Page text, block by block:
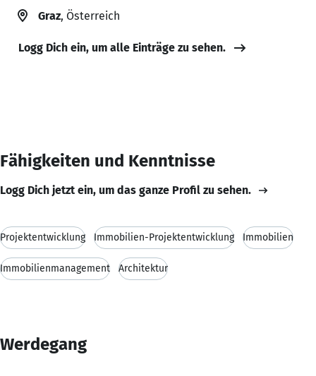
Graz, Österreich
Logg Dich ein, um alle Einträge zu sehen.
Fähigkeiten und Kenntnisse
Logg Dich jetzt ein, um das ganze Profil zu sehen.
Projektentwicklung Immobilien-Projektentwicklung Immobilien
Immobilienmanagement Architektur
Werdegang